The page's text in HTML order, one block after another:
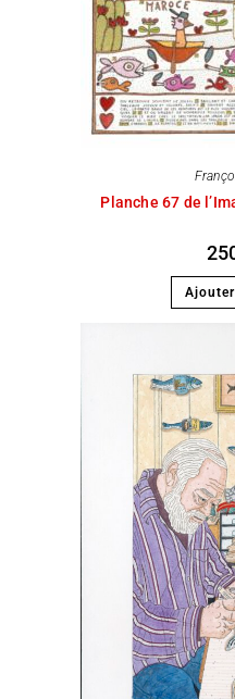
Planche 67 de